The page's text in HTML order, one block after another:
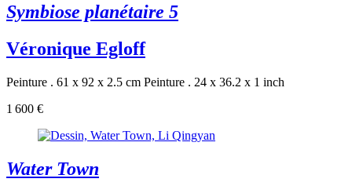
Symbiose planétaire 5
Véronique Egloff
Peinture . 61 x 92 x 2.5 cm Peinture . 24 x 36.2 x 1 inch
1 600 €
Water Town